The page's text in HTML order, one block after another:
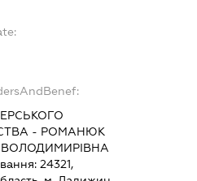
- РОМАНЮК
ВОЛОДИМИРІВНА
24321,